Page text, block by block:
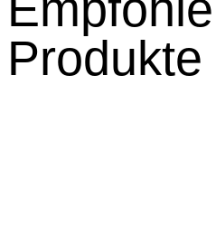
Produkte